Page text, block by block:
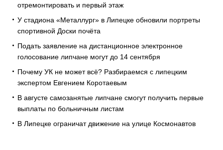
отремонтировать и первый этаж
У стадиона «Металлург» в Липецке обновили портреты
спортивной Доски почёта
Подать заявление на дистанционное электронное
голосование липчане могут до 14 сентября
Почему УК не может всё? Разбираемся с липецким
экспертом Евгением Коротаевым
В августе самозанятые липчане смогут получить первые
выплаты по больничным листам
В Липецке ограничат движение на улице Космонавтов